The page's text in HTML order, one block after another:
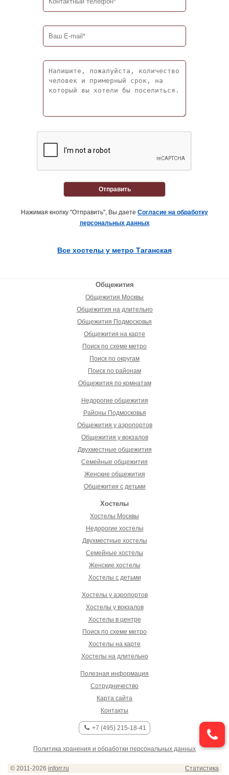
Отправить
Нажимая кнопку "Отправить", Вы даете Согласие на обработку
персональных данных
Все хостелы у метро Таганская
Общежития
Общежития Москвы
Общежития на длительно
Общежития Подмосковья
Общежития на карте
Поиск по схеме метро
Поиск по округам
Поиск по районам
Общежития по комнатам
Недорогие общежития
Районы Подмосковья
Общежития у аэропортов
Общежития у вокзалов
Двухместные общежития
Семейные общежития
Женские общежития
Общежития с детьми
Хостелы
Хостелы Москвы
Недорогие хостелы
Двухместные хостелы
Семейные хостелы
Женские хостелы
Хостелы с детьми
Хостелы у аэропортов
Хостелы у вокзалов
Хостелы в центре
Поиск по схеме метро
Хостелы на карте
Хостелы на длительно
Полезная информация
Сотрудничество
Карта сайта
Контакты
+7 (495) 215-18-41
Политика хранения и обработки персональных данных
© 2011-2026 inforr.ru Статистика